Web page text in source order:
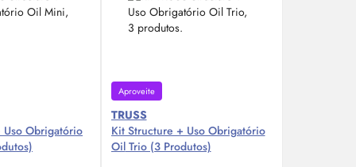
Obrigatório
Aproveite
TRUSS
Kit Structure + Uso Obrigatório
OilTrio (3 Produtos)